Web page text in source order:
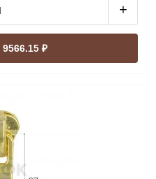
+
9566.15 ₽